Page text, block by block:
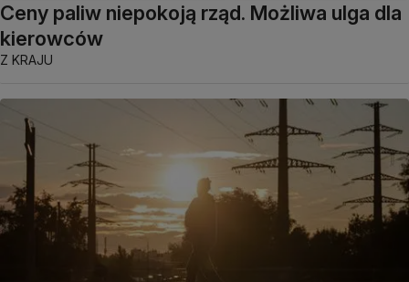
Ceny paliw niepokoją rząd. Możliwa ulga dla
kierowców
Z KRAJU